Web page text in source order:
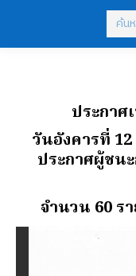
ประกาศ
วันอังคารที่
ประกาศผู้ชน
จํานวน 60 ร